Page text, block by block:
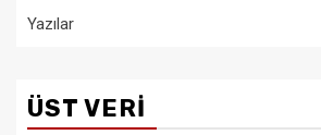
Yazılar
ÜST VERI